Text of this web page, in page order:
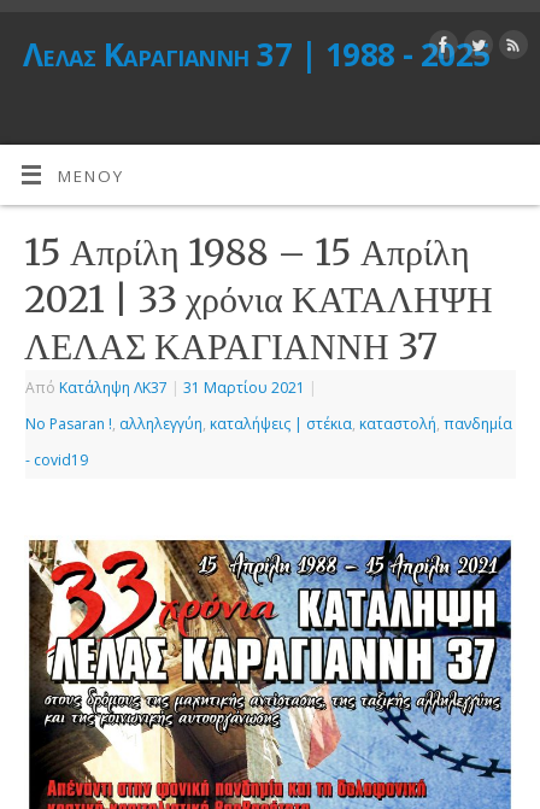
Λέλας Καραγιάννη 37 | 1988 - 2025
ΜΕΝΟΎ
15 Απρίλη 1988 – 15 Απρίλη
2021 | 33 χρόνια ΚΑΤΑΛΗΨΗ
ΛΕΛΑΣ ΚΑΡΑΓΙΑΝΝΗ 37
Από Κατάληψη ΛΚ37 | 31 Μαρτίου 2021 |
No Pasaran !, αλληλεγγύη, καταλήψεις | στέκια, καταστολή,πανδημία
- covid19